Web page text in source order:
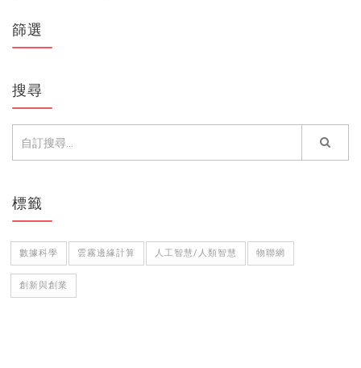
篩選
搜尋
標籤
數據科學 雲霧邊緣計算 人工智慧/人類智慧 物聯網
創新與創業